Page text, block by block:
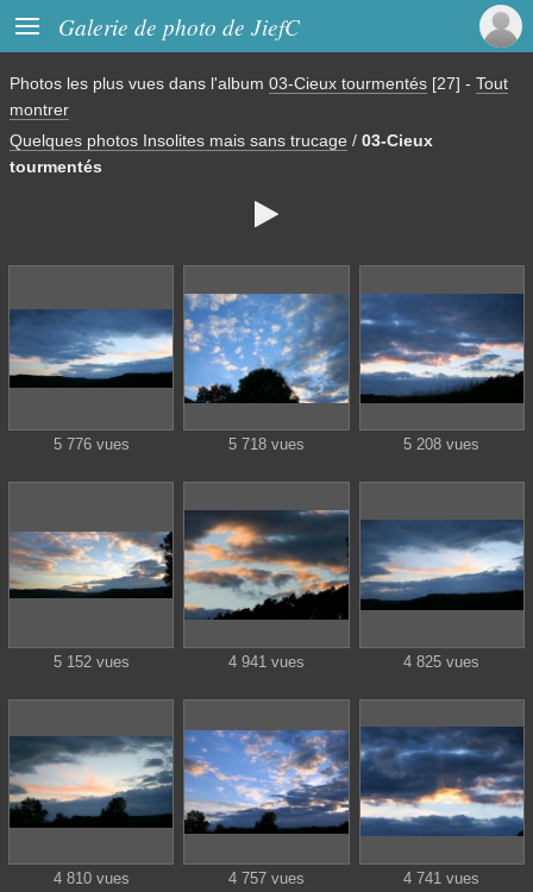
 Galerie de photo de JiefC
Photos les plus vues dans l'album 03-Cieux tourmentés [27] - Tout
montrer
Quelques photos Insolites mais sans trucage / 03-Cieux
tourmentés

5 776 vues 5 718 vues 5 208 vues
5 152 vues 4 941 vues 4 825 vues
4 810 vues 4 757 vues 4 741 vues